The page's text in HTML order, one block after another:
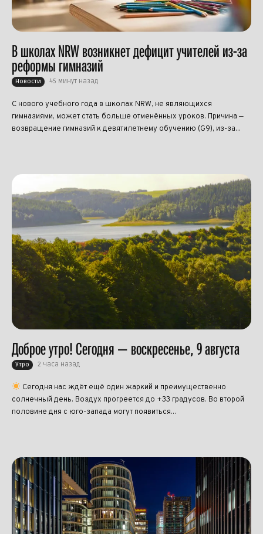
В школах NRW возникнет дефицит учителей из-за
реформы гимназий
Новости 45 минут назад
С нового учебного года в школах NRW, не являющихся
гимназиями, может стать больше отменённых уроков. Причина —
возвращение гимназий к девятилетнему обучению (G9), из-за...
Доброе утро! Сегодня — воскресенье, 9 августа
Утро 2 часа назад
Сегодня нас ждёт ещё один жаркий и преимущественно
солнечный день. Воздух прогреется до +33 градусов. Во второй
половине дня с юго-запада могут появиться...